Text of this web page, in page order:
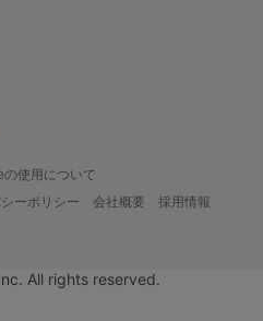
使用について
ーポリシー 会社概要
採用情報
All rights reserved.